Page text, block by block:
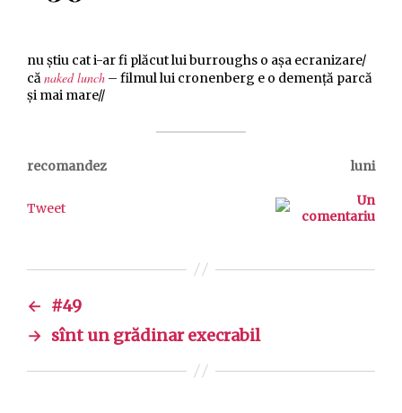
nu ştiu cat i-ar fi plăcut lui burroughs o aşa ecranizare/
cănaked lunch – filmul lui cronenberg e o demenţă parcă
şi mai mare//
recomandez luni
Tweet
Un
comentariu
← #49
→ sînt un grădinar execrabil